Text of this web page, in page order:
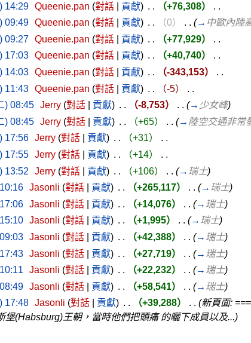
14:29‎ Queenie.pan (對話| 貢獻) ‎ . . （+76,308）
‎ . .
09:49‎ Queenie.pan (對話| 貢獻) ‎ . . （0） ‎ . .(→ 中歐內陸
09:27‎ Queenie.pan (對話| 貢獻) ‎ . . （+77,929）
‎ . .
17:03‎ Queenie.pan (對話| 貢獻) ‎ . . （+40,740）
‎ . .
14:03‎ Queenie.pan (對話| 貢獻) ‎ . . （-343,153）
‎ . .
11:43‎ Queenie.pan (對話| 貢獻) ‎ . . （-5）
‎ . .
) 08:45‎ Jerry (對話| 貢獻) ‎ . . （-8,753） ‎ . .(→ 少女峰)
) 08:45‎ Jerry (對話| 貢獻) ‎ . . （+65） ‎ . .(→ 陸空交通非常
17:56‎ Jerry (對話| 貢獻) ‎ . . （+31）
‎ . .
17:55‎ Jerry (對話| 貢獻) ‎ . . （+14）
‎ . .
13:52 Jerry (對話| 貢獻) ‎ . . （+106） ‎ . .(→ 瑞士)
‎ Jasonli (對話| 貢獻) ‎ . . （+265,117） ‎ . .(→ 瑞士)
‎ Jasonli (對話| 貢獻) ‎ . . （+14,076） ‎ . .(→ 瑞士)
‎ Jasonli (對話| 貢獻) ‎ . . （+1,995） ‎ . .(→ 瑞士)
‎ Jasonli (對話| 貢獻) ‎ . . （+42,388） ‎ . .(→ 瑞士)
‎ Jasonli (對話| 貢獻) ‎ . . （+27,719） ‎ . .(→ 瑞士)
Jasonli (對話| 貢獻) ‎ . . （+22,232） ‎ . .(→ 瑞士)
‎ Jasonli (對話| 貢獻) ‎ . . （+58,541） ‎ . .(→ 瑞士)
17:48‎ Jasonli (對話| 貢獻) ‎ . . （+39,288） ‎ . .(新頁面:
(Habsburg)王朝，當時他們把頭痛 的曬下成員以及...)